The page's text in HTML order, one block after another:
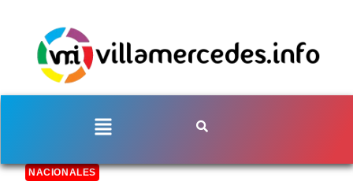
NACIONALES